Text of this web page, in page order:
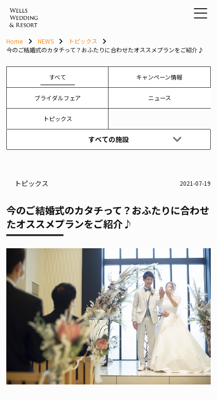
content
Home NEWS
トピックス
今のご結婚式のカタチって？おふたりに合わせたオススメプランをご紹介♪
すべて キャンペーン情報
ブライダルフェア ニュース
トピックス
すべての施設
トピックス 2021-07-19
今のご結婚式のカタチって？おふたりに合わせ
たオススメプランをご紹介♪